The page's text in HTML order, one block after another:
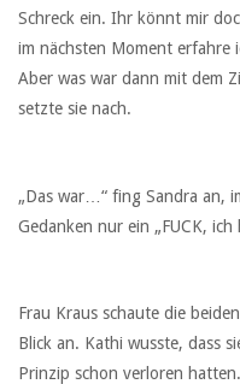
Schreck ein. Ihr könnt mir
im nächsten Moment erfahre
Aber was war dann mit dem
setzte sie nach.
„Das war…“ fing Sandra an,
Gedanken nur ein „FUCK,
Frau Kraus schaute die
Blick an. Kathi wusste, dass
Prinzip schon verloren